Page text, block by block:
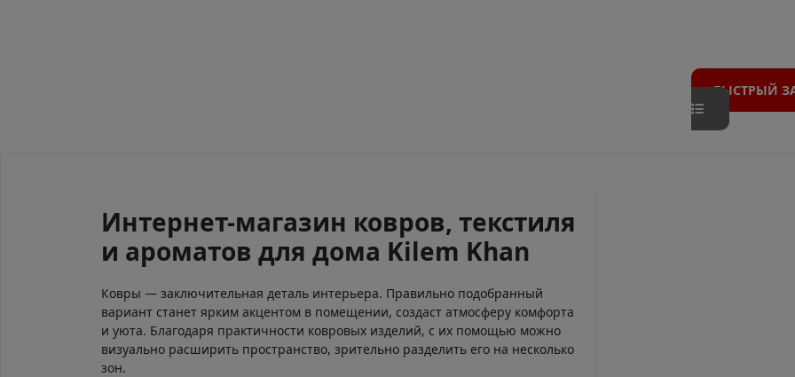
БЫСТРЫЙ
Интернет-магазин ковров, текстиля
и ароматов для дома Kilem Khan
Ковры — заключительная деталь интерьера. Правильно подобранный
вариант станет ярким акцентом в помещении, создаст атмосферу комфорта
и уюта. Благодаря практичности ковровых изделий, с их помощью можно
визуально расширить пространство, зрительно разделить его на несколько
зон.